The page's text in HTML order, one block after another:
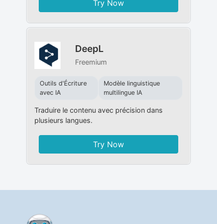
Try Now
DeepL
Freemium
Outils d'Écriture
avec IA
Modèle linguistique
multilingue IA
Traduire le contenu avec précision dans
plusieurs langues.
Try Now